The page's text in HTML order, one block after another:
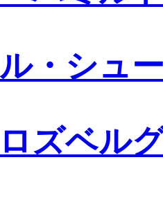
・シュ
ズベル